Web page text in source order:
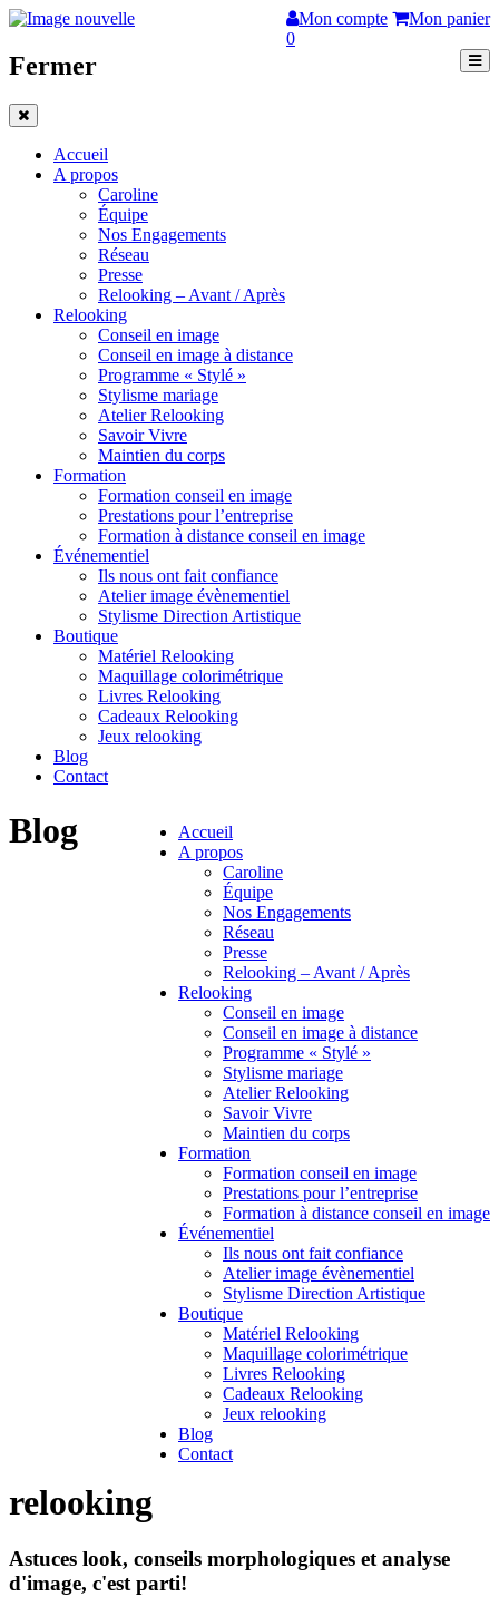
Mon compte
Mon panier
0
Fermer
Accueil
A propos
Caroline
Équipe
Nos Engagements
Réseau
Presse
Relooking – Avant / Après
Relooking
Conseil en image
Conseil en image à distance
Programme « Stylé »
Stylisme mariage
Atelier Relooking
Savoir Vivre
Maintien du corps
Formation
Formation conseil en image
Prestations pour l’entreprise
Formation à distance conseil en image
Événementiel
Ils nous ont fait confiance
Atelier image évènementiel
Stylisme Direction Artistique
Boutique
Matériel Relooking
Maquillage colorimétrique
Livres Relooking
Cadeaux Relooking
Jeux relooking
Blog
Contact
Accueil
A propos
Caroline
Équipe
Nos Engagements
Réseau
Presse
Relooking – Avant / Après
Relooking
Conseil en image
Conseil en image à distance
Programme « Stylé »
Stylisme mariage
Atelier Relooking
Savoir Vivre
Maintien du corps
Formation
Formation conseil en image
Prestations pour l’entreprise
Formation à distance conseil en image
Événementiel
Ils nous ont fait confiance
Atelier image évènementiel
Stylisme Direction Artistique
Boutique
Matériel Relooking
Maquillage colorimétrique
Livres Relooking
Cadeaux Relooking
Jeux relooking
Blog
Contact
Blog
relooking
Astuces look, conseils morphologiques et analyse
d'image, c'est parti!